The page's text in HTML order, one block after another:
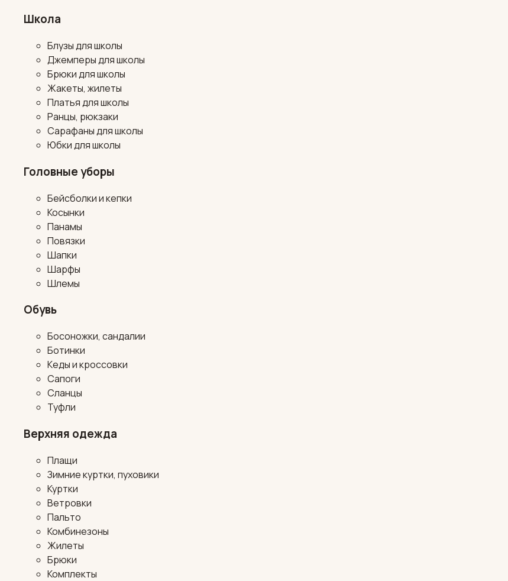
Школа
Блузы для школы
Джемперы для школы
Брюки для школы
Жакеты, жилеты
Платья для школы
Ранцы, рюкзаки
Сарафаны для школы
Юбки для школы
Головные уборы
Бейсболки и кепки
Косынки
Панамы
Повязки
Шапки
Шарфы
Шлемы
Обувь
Босоножки, сандалии
Ботинки
Кеды и кроссовки
Сапоги
Сланцы
Туфли
Верхняя одежда
Плащи
Зимние куртки, пуховики
Куртки
Ветровки
Пальто
Комбинезоны
Жилеты
Брюки
Комплекты